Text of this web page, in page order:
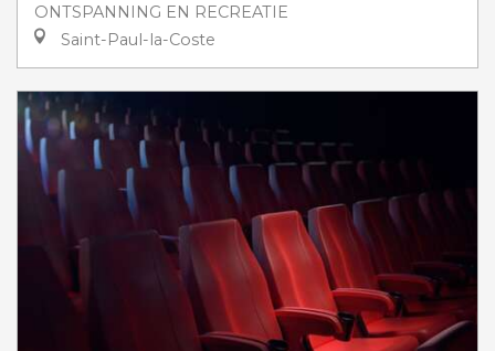
ONTSPANNING EN RECREATIE
Saint-Paul-la-Coste